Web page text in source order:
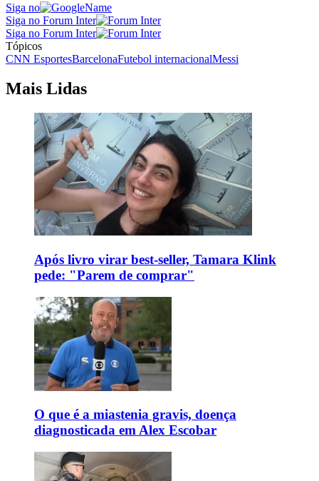
Siga no
Siga no Forum Inter
Siga no Forum Inter
Tópicos
CNN EsportesBarcelonaFutebol internacionalMessi
Mais Lidas
Após livro virar best-seller, Tamara Klink
pede: "Parem de comprar"
O que é a miastenia gravis, doença
diagnosticada em Alex Escobar